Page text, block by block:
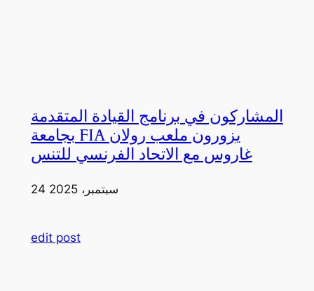
المشاركون في برنامج القيادة المتقدمة
بجامعة FIA يزورون ملعب رولان
غاروس مع الاتحاد الفرنسي للتنس
24 سبتمبر، 2025
edit post